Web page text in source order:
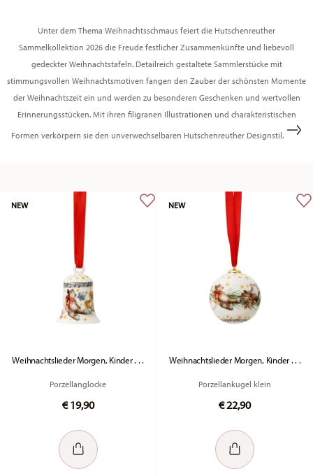
Weihnachtslieder Morgen, Kinder . . .
Porzellanglocke
€ 19,90
NEW
Weihnachtslieder Morgen, Kinder . . .
Porzellankugel klein
€ 22,90
NEW
Unter dem Thema Weihnachtsschmaus feiert die Hutschenreuther
Sammelkollektion 2026 die Freude festlicher Zusammenkünfte und liebevoll
gedeckter Weihnachtstafeln. Detailreich gestaltete Sammlerstücke mit
stimmungsvollen Weihnachtsmotiven fangen den Zauber der schönsten Momente
der Weihnachtszeit ein und werden zu besonderen Geschenken und wertvollen
Erinnerungsstücken. Mit ihren filigranen Illustrationen und charakteristischen
Formen verkörpern sie den unverwechselbaren Hutschenreuther Designstil.